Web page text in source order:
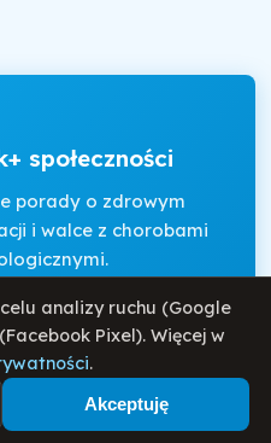
społeczności
porady o zdrowym
i walce z chorobami
iPolitykę Prywatności
analizy ruchu (Google
Pixel). Więcej w
.
Akceptuję